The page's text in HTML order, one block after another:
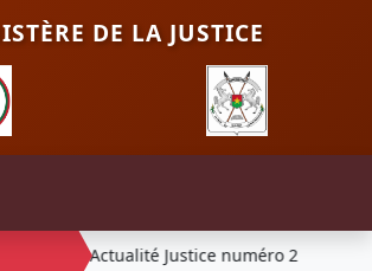
DE LA JUSTICE
Actualité Justice numéro 2